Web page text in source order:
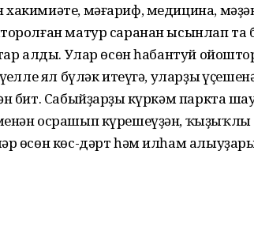
мәғариф, медицина,
матур саранан ысынлап та
алды. Улар өсөн һабантуй
ял бүләк итеүгә, уларҙың
бит. Сабыйҙарҙың күркәм паркта
осрашып күрешеүҙән, ҡыҙыҡлы
өсөн көс-дәрт һәм илһам